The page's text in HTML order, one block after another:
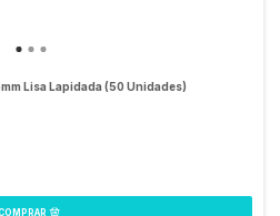
Lisa Lapidada (50 Unidades)